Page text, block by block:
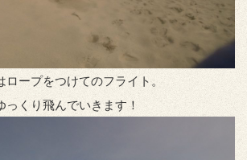
ロープをつけてのフライト。
っくり飛んでいきます！